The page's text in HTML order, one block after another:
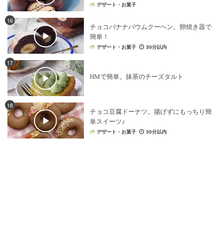
バレンタインレシピ× パイ バレンタインレシピ
ホットケーキミックス×
ピザ
バレンタインレシピ×スコーン
バレンタインレシピ×
チョコレート・ココア
バレンタインレシピ×生クリーム
ホットケーキミックス×焼き菓子
バレンタインレシピ ×ムース
バレンタインレシピ×チーズ バレンタインレシピ×
お酒
バレンタインレシピ×くるみ
デザート・お菓子
16
チョコバナナバウムクーヘン。卵焼き器で
簡単！
デザート・お菓子 30分以内
17
HMで簡単。抹茶のチーズタルト
18
チョコ豆腐ドーナツ。揚げずにもっちり簡
単スイーツ♪
デザート・お菓子 30分以内